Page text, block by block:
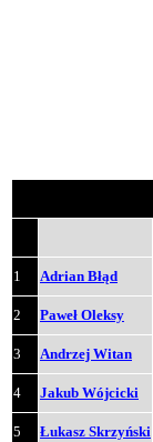
1 Adrian Błąd
2
Paweł Oleksy
3
Andrzej Witan
4
Jakub Wójcicki
5
Łukasz Skrzyński